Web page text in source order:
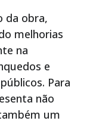
da obra,
melhorias
na
e
Para
não
um